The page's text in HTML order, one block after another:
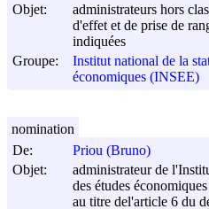
Objet:
administrateurs hors
d'effet et de prise de
indiquées
Groupe:
Institut national de la
économiques (INSEE)
De:
Priou (Bruno)
Objet:
administrateur de
des études
au titre del'article 6 du
nomination